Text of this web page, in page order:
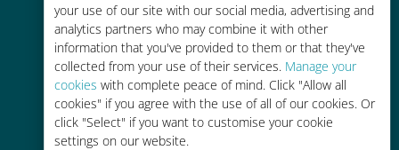
your use of our site with our social media, advertising and
analytics partners who may combine it with other
information that you've provided to them or that they've
collected from your use of their services. Manage your
cookies with complete peace of mind. Click "Allow all
cookies" if you agree with the use of all of our cookies. Or
click "Select" if you want to customise your cookie
settings on our website.
Uygun maliyetli
Mevcut operatörünüzle dolaşım
ücretlerinden %90'a kadar daha
ucuz